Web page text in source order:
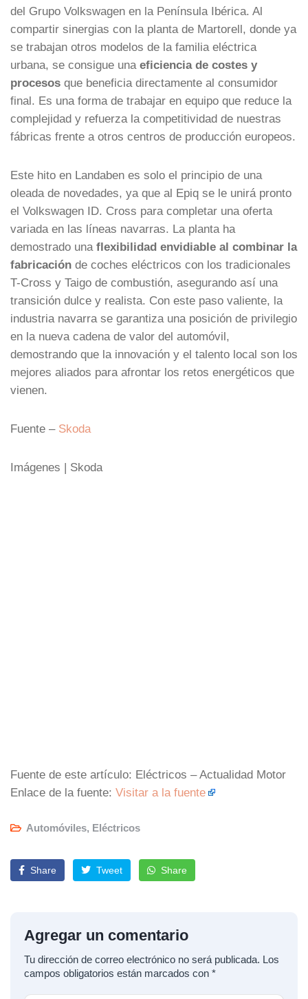
del Grupo Volkswagen en la Península Ibérica. Al
compartir sinergias con la planta de Martorell, donde ya
se trabajan otros modelos de la familia eléctrica
urbana, se consigue una eficiencia de costes y
procesos que beneficia directamente al consumidor
final. Es una forma de trabajar en equipo que reduce la
complejidad y refuerza la competitividad de nuestras
fábricas frente a otros centros de producción europeos.
Este hito en Landaben es solo el principio de una
oleada de novedades, ya que al Epiq se le unirá pronto
el Volkswagen ID. Cross para completar una oferta
variada en las líneas navarras. La planta ha
demostrado una flexibilidad envidiable al combinar la
fabricación de coches eléctricos con los tradicionales
T-Cross y Taigo de combustión, asegurando así una
transición dulce y realista. Con este paso valiente, la
industria navarra se garantiza una posición de privilegio
en la nueva cadena de valor del automóvil,
demostrando que la innovación y el talento local son los
mejores aliados para afrontar los retos energéticos que
vienen.
Fuente – Skoda
Imágenes | Skoda
Fuente de este artículo: Eléctricos – Actualidad Motor
Enlace de la fuente: Visitar a la fuente
Automóviles, Eléctricos
Share Tweet Share
Agregar un comentario
Tu dirección de correo electrónico no será publicada. Los
campos obligatorios están marcados con *